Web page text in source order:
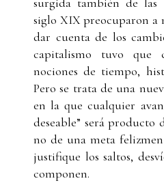
siglo XIX preocuparon a
dar cuenta de los
capitalismo tuvo que
nociones de tiempo,
Pero se trata de una
en la que cualquier
deseable” será producto
no de una meta
justifique los saltos,
componen.